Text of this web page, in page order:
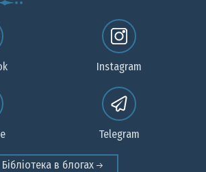
Instagram
Telegram
Бібліотека в блогах